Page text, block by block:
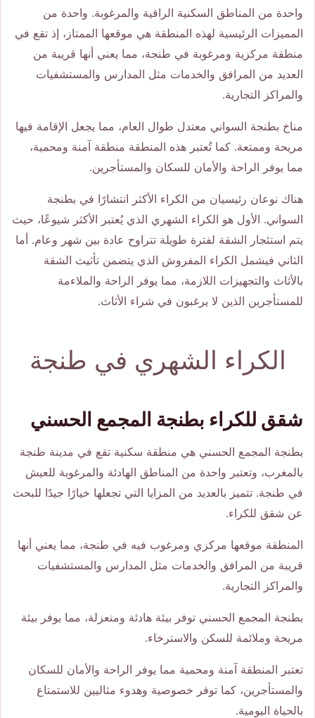
واحدة من المناطق السكنية الراقية والمرغوبة. واحدة من
المميزات الرئيسية لهذه المنطقة هي موقعها الممتاز، إذ تقع في
منطقة مركزية ومرغوبة في طنجة، مما يعني أنها قريبة من
العديد من المرافق والخدمات مثل المدارس والمستشفيات
والمراكز التجارية.
مناخ بطنجة السواني معتدل طوال العام، مما يجعل الإقامة فيها
مريحة وممتعة. كما تُعتبر هذه المنطقة منطقة آمنة ومحمية،
مما يوفر الراحة والأمان للسكان والمستأجرين.
هناك نوعان رئيسيان من الكراء الأكثر انتشارًا في بطنجة
السواني. الأول هو الكراء الشهري الذي يُعتبر الأكثر شيوعًا، حيث
يتم استئجار الشقة لفترة طويلة تتراوح عادة بين شهر وعام. أما
الثاني فيشمل الكراء المفروش الذي يتضمن تأثيث الشقة
بالأثاث والتجهيزات اللازمة، مما يوفر الراحة والملاءمة
للمستأجرين الذين لا يرغبون في شراء الأثاث.
الكراء الشهري في طنجة
شقق للكراء بطنجة المجمع الحسني
بطنجة المجمع الحسني هي منطقة سكنية تقع في مدينة طنجة
بالمغرب، وتعتبر واحدة من المناطق الهادئة والمرغوبة للعيش
في طنجة. تتميز بالعديد من المزايا التي تجعلها خيارًا جيدًا للبحث
عن شقق للكراء.
المنطقة موقعها مركزي ومرغوب فيه في طنجة، مما يعني أنها
قريبة من المرافق والخدمات مثل المدارس والمستشفيات
والمراكز التجارية.
بطنجة المجمع الحسني توفر بيئة هادئة ومنعزلة، مما يوفر بيئة
مريحة وملائمة للسكن والاسترخاء.
تعتبر المنطقة آمنة ومحمية مما يوفر الراحة والأمان للسكان
والمستأجرين، كما توفر خصوصية وهدوء مثاليين للاستمتاع
بالحياة اليومية.